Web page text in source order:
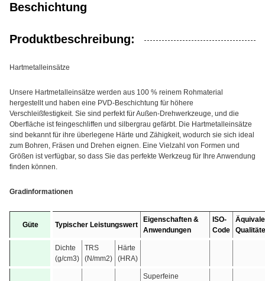
Beschichtung
Produktbeschreibung:
Hartmetalleinsätze
Unsere Hartmetalleinsätze werden aus 100 % reinem Rohmaterial
hergestellt und haben eine PVD-Beschichtung für höhere
Verschleißfestigkeit. Sie sind perfekt für Außen-Drehwerkzeuge, und die
Oberfläche ist feingeschliffen und silbergrau gefärbt. Die Hartmetalleinsätze
sind bekannt für ihre überlegene Härte und Zähigkeit, wodurch sie sich ideal
zum Bohren, Fräsen und Drehen eignen. Eine Vielzahl von Formen und
Größen ist verfügbar, so dass Sie das perfekte Werkzeug für Ihre Anwendung
finden können.
Gradinformationen
Güte Typischer Leistungswert
Eigenschaften &
Anwendungen
ISO-
Code
Dichte
(g/cm3)
TRS
(N/mm2)
Härte
(HRA)
Superfeine